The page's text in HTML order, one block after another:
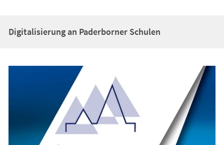
Digitalisierung an Paderborner Schulen